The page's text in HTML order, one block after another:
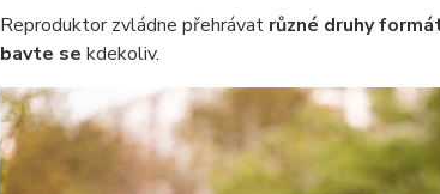
Reproduktor zvládne přehrávat různé druhy
bavte se kdekoliv.